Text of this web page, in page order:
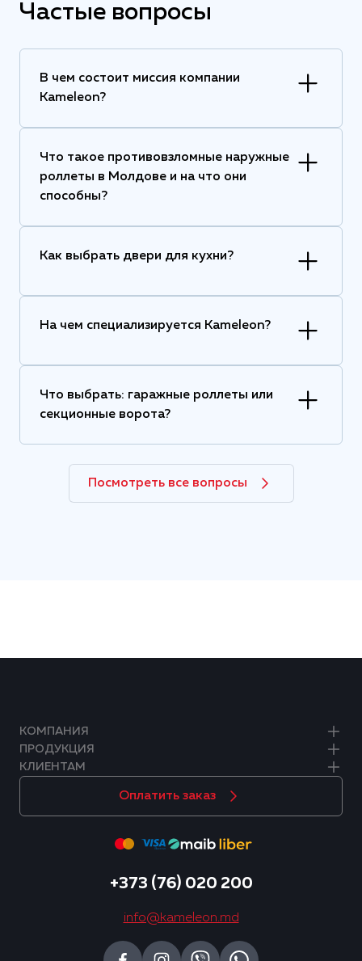
Частые вопросы
В чем состоит миссия компании
Kameleon?
Что такое противовзломные наружные
роллеты в Молдове и на что они
способны?
Как выбрать двери для кухни?
На чем специализируется Kameleon?
Что выбрать: гаражные роллеты или
секционные ворота?
Посмотреть все вопросы
КОМПАНИЯ
ПРОДУКЦИЯ
КЛИЕНТАМ
Оплатить заказ
+373 (76) 020 200
info@kameleon.md